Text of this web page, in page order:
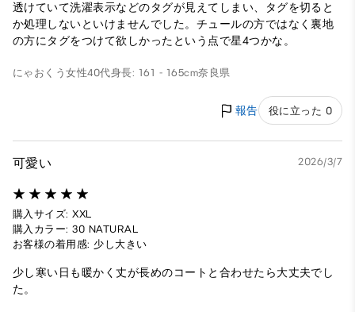
透けていて洗濯表示などのタグが見えてしまい、タグを切ると
か処理しないといけませんでした。チュールの方ではなく裏地
の方にタグをつけて欲しかったという点で星4つかな。
にゃおくう女性40代身長: 161 - 165cm奈良県
報告 役に立った 0
可愛い 2026/3/7
購入サイズ: XXL
購入カラー: 30 NATURAL
お客様の着用感: 少し大きい
少し寒い日も暖かく丈が長めのコートと合わせたら大丈夫でし
た。